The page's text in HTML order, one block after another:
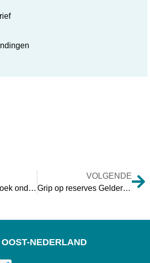
Doemee onderzoek ondersteuning volksvertegenwoordigers
VOLGENDE
Grip op reserves Gelderland
NEDERLAND